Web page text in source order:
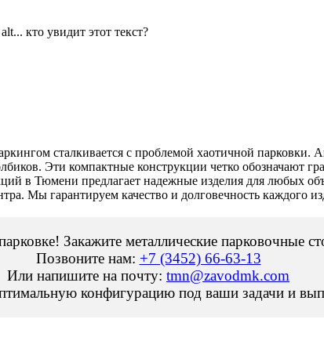
сталкивается с проблемой хаотичной парковки.
Эти компактные конструкции четко обозначают
в Тюмени предлагает надежные изделия для любых
Мы гарантируем качество и долговечность каждого
Закажите металлические парковочные
Позвоните нам: +7 (3452) 66-63-13
Или напишите на почту: tmn@zavodmk.com
конфигурацию под ваши задачи и